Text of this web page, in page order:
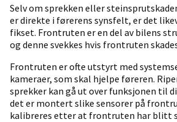
Selv om sprekken eller
er direkte i førerens synsfelt, er det
fikset. Frontruten er en del av bilens
og denne svekkes hvis frontruten
Frontruten er ofte utstyrt med
kameraer, som skal hjelpe føreren.
sprekker kan gå ut over funksjonen til
det er montert slike sensorer på
kalibreres etter at frontruten har blitt